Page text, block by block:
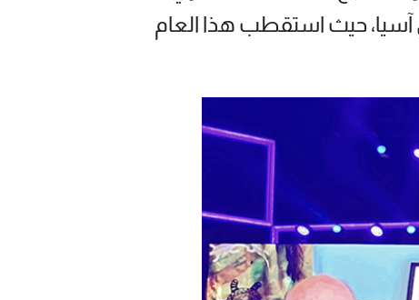
في آسيا، حيث استقطب هذا العام